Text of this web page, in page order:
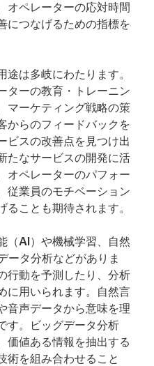
オペレーターの応対時間
につなげるための指標を
は多岐にわたります。
ターの教育・トレーニン
マーケティング戦略の策
からのフィードバックを
ビスの改善点を見つけ出
たなサービスの開発に活
オペレーターのパフォー
従業員のモチベーション
ことも期待されます。
（AI）や機械学習、自然
ータ分析などがありま
行動を予測したり、分析
に用いられます。自然言
音声データから意味を理
す。ビッグデータ分析
価値ある情報を抽出する
術を組み合わせること